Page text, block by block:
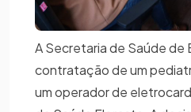
A Secretaria de Saúde de
contratação de um
um operador de